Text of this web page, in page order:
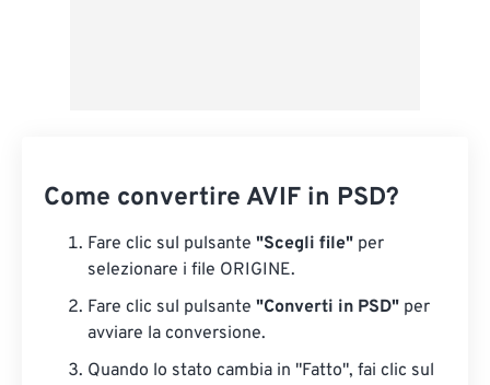
Come convertire AVIF in PSD?
Fare clic sul pulsante "Scegli file" per
selezionare i file ORIGINE.
Fare clic sul pulsante "Converti in PSD" per
avviare la conversione.
Quando lo stato cambia in "Fatto", fai clic sul